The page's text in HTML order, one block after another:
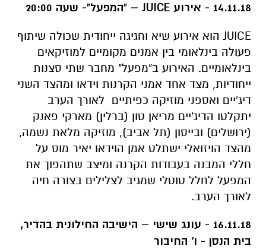
14.11.18 - אירוע JUICE – "המפעל"- שעה 20:00
JUICE הוא אירוע שיא וחגיגה ייחודית שכולה שיתוף
פעולה בינלאומי בין אמנים מקומיים למוזיקאים
בינלאומיים. האירוע ב"מפעל" מחבר שתי סצנות
ייחודיות, מצד אחד אמני הקרנות וידאו ומהצד השני
דיג'יים ואספני מוזיקה כפיתיים לאורך הערב
יתקלטו הדיג'יים מריאן טון (ברלין) מארקי פאנק
(ירושלים) ובייסון (תל אביב), מוזיקה מלאת נשמה,
מהצד הויזואלי ישתלט אמן הוידאו יאיר מוס על
חללי המבנה בעבודות הקרנה ומיצב שתהפוך את
המפעל לחלל טוטלי שמגיב לצלילים בצורה חיה
לאורך הערב.
16.11.18 - עונג שישי – הישיבה החילונית בהדיר,
בית הנסן - ו' החיבור